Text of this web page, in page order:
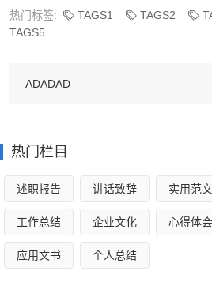
弘基永固。
六六大顺。
13、万事如意，蒸蒸日上，
14、年年有余，多财满家，
15、财源广进，近水楼台，
近水楼台。
热门标签: TAGS1 TAGS2
TAGS5
ADADAD
热门栏目
述职报告 讲话致辞 实用范文
工作总结 企业文化 心得体会
应用文书 个人总结